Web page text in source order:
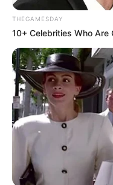
EMAIL
THEGAMESDAY
10+ Celebrities Who Are